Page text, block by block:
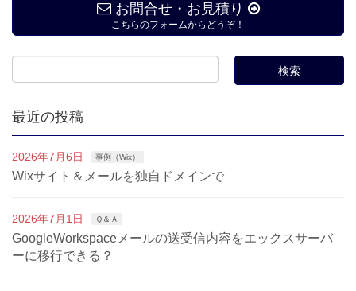
お問合せ・お見積り
こちらのフォームからどうぞ！
最近の投稿
2026年7月6日 事例（Wix）
Wixサイト＆メールを独自ドメインで
2026年7月1日 Ｑ＆Ａ
GoogleWorkspaceメールの送受信内容をエックスサーバ
ーに移行できる？